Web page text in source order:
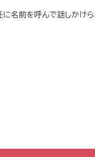
名前を呼んで話しかけら